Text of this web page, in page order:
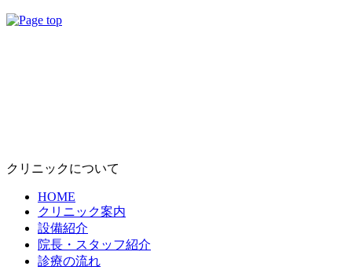
クリニックについて
HOME
クリニック案内
設備紹介
院長・スタッフ紹介
診療の流れ